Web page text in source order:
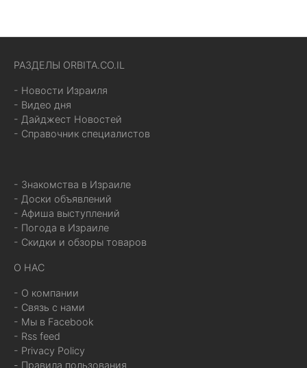
РАЗДЕЛЫ ORBITA.CO.IL
- Новости Израиля
- Видео дня
- Дайджест Новостей
- Справочник специалистов
- Знакомства в Израиле
- Доски объявлений
- Афиша выступлений
- Погода в Израиле
- Скидки и обзоры товаров
О НАС
- О компании
- Связь с нами
- Мы в Facebook
- Rss feed
- Privacy Policy
- Правила пользования